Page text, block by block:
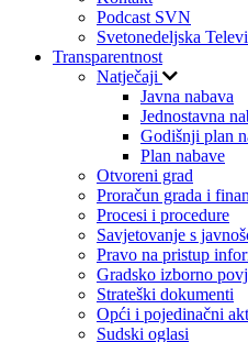
Podcast SVN
Svetonedeljska
Transparentnost
Natječaji
Javna nabava
Jednostavna
Godišnji plan
Plan nabave
Otvoreni grad
Proračun grada i
Procesi i procedure
Savjetovanje s
Pravo na pristup
Gradsko izborno
Strateški dokumenti
Opći i pojedinačni
Sudski oglasi